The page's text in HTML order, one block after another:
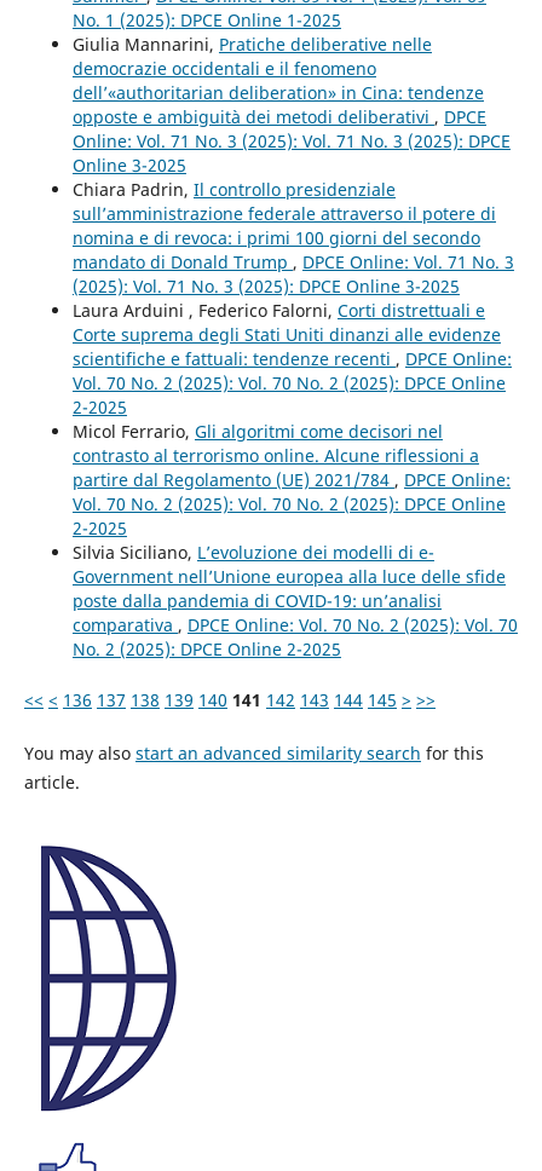
No. 1 (2025): DPCE Online 1-2025
Giulia Mannarini, Pratiche deliberative nelle
democrazie occidentali e il fenomeno
dell’«authoritarian deliberation» in Cina: tendenze
opposte e ambiguità dei metodi deliberativi , DPCE
Online: Vol. 71 No. 3 (2025): Vol. 71 No. 3 (2025): DPCE
Online 3-2025
Chiara Padrin, Il controllo presidenziale
sull’amministrazione federale attraverso il potere di
nomina e di revoca: i primi 100 giorni del secondo
mandato di Donald Trump , DPCE Online: Vol. 71 No. 3
(2025): Vol. 71 No. 3 (2025): DPCE Online 3-2025
Laura Arduini , Federico Falorni, Corti distrettuali e
Corte suprema degli Stati Uniti dinanzi alle evidenze
scientifiche e fattuali: tendenze recenti , DPCE Online:
Vol. 70 No. 2 (2025): Vol. 70 No. 2 (2025): DPCE Online
2-2025
Micol Ferrario, Gli algoritmi come decisori nel
contrasto al terrorismo online. Alcune riflessioni a
partire dal Regolamento (UE) 2021/784 , DPCE Online:
Vol. 70 No. 2 (2025): Vol. 70 No. 2 (2025): DPCE Online
2-2025
Silvia Siciliano, L’evoluzione dei modelli di e-
Government nell’Unione europea alla luce delle sfide
poste dalla pandemia di COVID-19: un’analisi
comparativa , DPCE Online: Vol. 70 No. 2 (2025): Vol. 70
No. 2 (2025): DPCE Online 2-2025
<< < 136 137 138 139 140 141 142 143 144 145 > >>
You may also start an advanced similarity search for this
article.